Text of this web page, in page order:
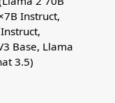
Instruct,
Base, Llama
3.5)